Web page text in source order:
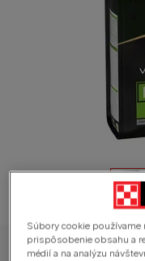
PRO PLAN® VETERINARY
Súbory cookie používame
prispôsobenie obsahu a
médií a na analýzu